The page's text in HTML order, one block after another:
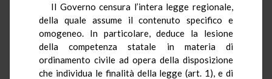
Il Governo censura l’intera legge regionale,
della quale assume il contenuto specifico e
omogeneo. In particolare, deduce la lesione
della competenza statale in materia di
ordinamento civile ad opera della disposizione
che individua le finalità della legge (art. 1), e di